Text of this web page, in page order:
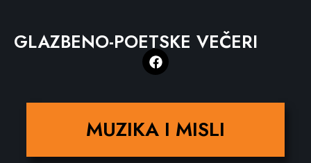
GLAZBENO-POETSKE VEČERI
MUZIKA I MISLI